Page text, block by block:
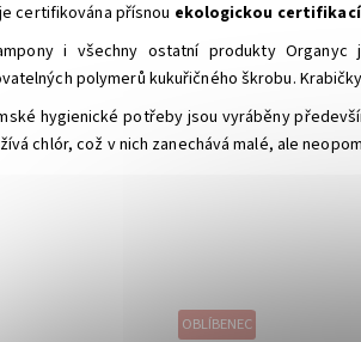
certifikována přísnou ekologickou certifikací
i všechny ostatní produkty Organyc
polymerů kukuřičného škrobu.
hygienické potřeby jsou vyráběny
chlór, což v nich zanechává malé, ale
OBLÍBENEC
Momentálně vyprodáno